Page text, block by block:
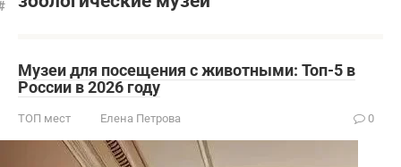
Музеи для посещения с животными: Топ-5 в
России в 2026 году
ТОП мест Елена Петрова 0